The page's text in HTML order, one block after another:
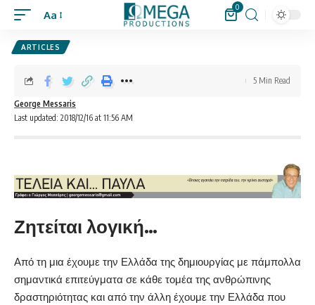
Aa
0
ARTICLES
Last updated: 2018/12/16 at 11:56 AM
George Messaris
5 Min Read
Ζητείται λογική…
Από τη μια έχουμε την Ελλάδα της δημιουργίας με πάμπολλα
σημαντικά επιτεύγματα σε κάθε τομέα της ανθρώπινης
δραστηριότητας και από την άλλη έχουμε την Ελλάδα που